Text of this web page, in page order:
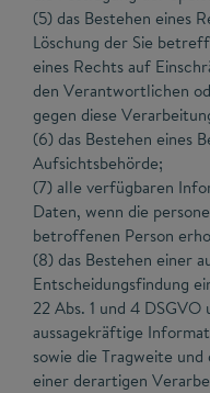
(5) das Bestehen eines
Löschung der Sie
eines Rechts auf
den Verantwortlichen
gegen diese
(6) das Bestehen eines
Aufsichtsbehörde;
(7) alle verfügbaren
Daten, wenn die
betroffenen Person
(8) das Bestehen einer
Entscheidungsfindung
22 Abs. 1 und 4 DSGVO
aussagekräftige
sowie die Tragweite
einer derartigen